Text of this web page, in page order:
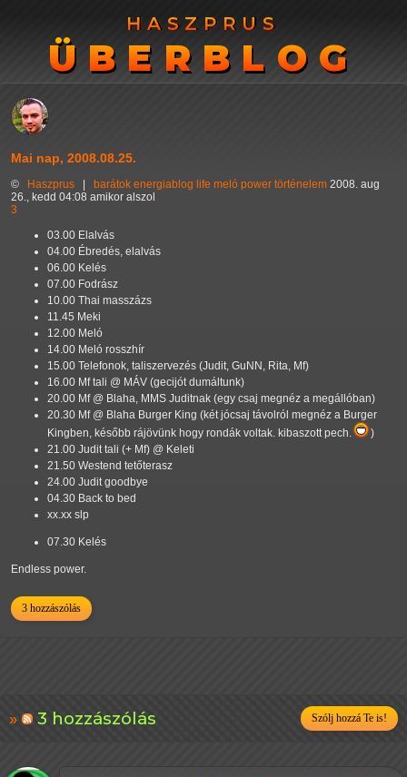
HASZPRUS
ÜBERBLOG
HASZPRUS
ÜBERBLOG
Mai nap, 2008.08.25.
© Haszprus barátok energiablog life meló power történelem 2008. aug
26., kedd 04:08 amikor alszol
3
03.00 Elalvás
04.00 Ébredés, elalvás
06.00 Kelés
07.00 Fodrász
10.00 Thai masszázs
11.45 Meki
12.00 Meló
14.00 Meló rosszhír
15.00 Telefonok, taliszervezés (Judit, GuNN, Rita, Mf)
16.00 Mf tali @ MÁV (gecijót dumáltunk)
20.00 Mf @ Blaha, MMS Juditnak (egy csaj megnéz a megállóban)
20.30 Mf @ Blaha Burger King (két jócsaj távolról megnéz a Burger
Kingben, később rájövünk hogy rondák voltak. kibaszott pech.
)
21.00 Judit tali (+ Mf) @ Keleti
21.50 Westend tetőterasz
24.00 Judit goodbye
04.30 Back to bed
xx.xx slp
07.30 Kelés
Endless power.
3 hozzászólás
3 hozzászólás Szólj hozzá Te is!